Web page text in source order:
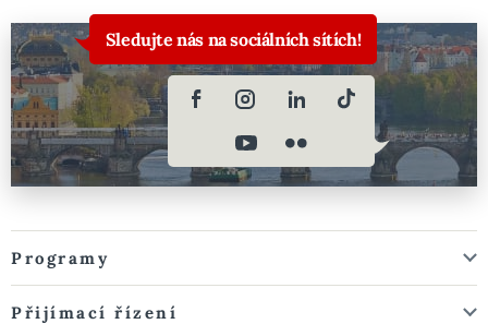
Sledujte nás na sociálních sítích!
Programy
Přijímací řízení